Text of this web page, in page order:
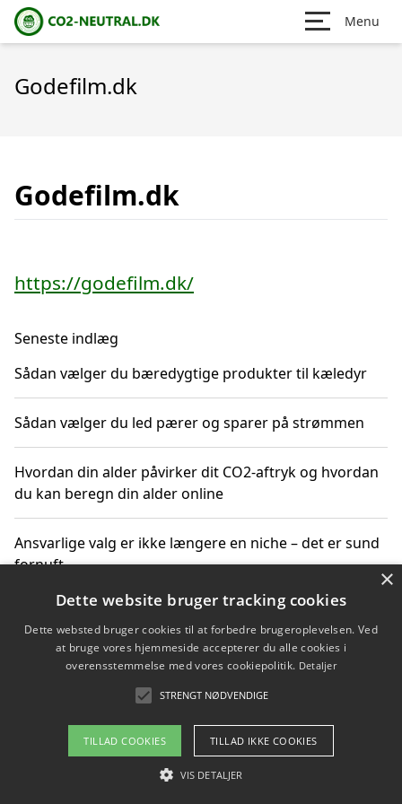
Menu
Godefilm.dk
Godefilm.dk
https://godefilm.dk/
Seneste indlæg
Sådan vælger du bæredygtige produkter til kæledyr
Sådan vælger du led pærer og sparer på strømmen
Hvordan din alder påvirker dit CO2-aftryk og hvordan
du kan beregn din alder online
Ansvarlige valg er ikke længere en niche – det er sund
fornuft
Sådan kan du handle bæredygtigt og bestil med
faktura
Om / kontakt
Blog Betingelser
×
Dette website bruger tracking cookies
Dette websted bruger cookies til at forbedre brugeroplevelsen. Ved
at bruge vores hjemmeside accepterer du alle cookies i
overensstemmelse med vores cookiepolitik. Detaljer
STRENGT NØDVENDIGE
TILLAD COOKIES TILLAD IKKE COOKIES
VIS DETALJER